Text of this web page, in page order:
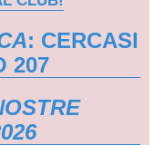
: CERCASI
207